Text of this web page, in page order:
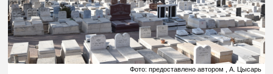
Фото: предоставлено автором , А. Цысарь